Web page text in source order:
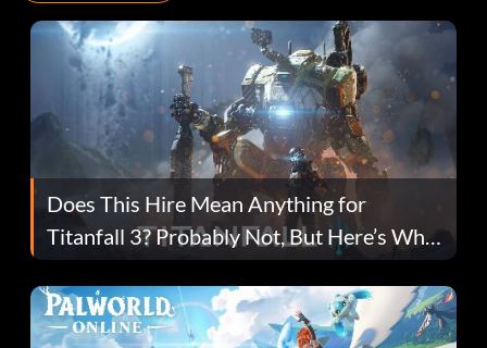
Does This Hire Mean Anything for
Titanfall 3? Probably Not, But Here’s Why
Fans Are Hopeful